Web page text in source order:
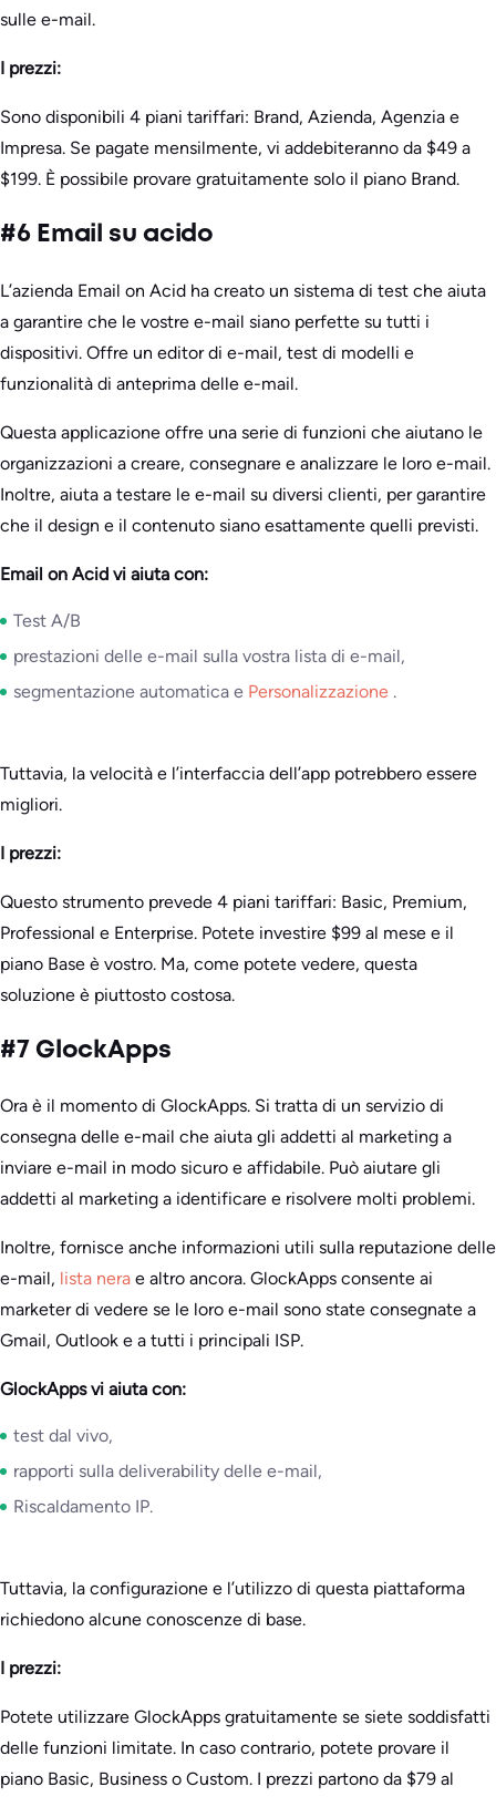
sulle e-mail.
I prezzi:
Sono disponibili 4 piani tariffari: Brand, Azienda, Agenzia e
Impresa. Se pagate mensilmente, vi addebiteranno da $49 a
$199. È possibile provare gratuitamente solo il piano Brand.
#6 Email su acido
L’azienda Email on Acid ha creato un sistema di test che aiuta
a garantire che le vostre e-mail siano perfette su tutti i
dispositivi. Offre un editor di e-mail, test di modelli e
funzionalità di anteprima delle e-mail.
Questa applicazione offre una serie di funzioni che aiutano le
organizzazioni a creare, consegnare e analizzare le loro e-mail.
Inoltre, aiuta a testare le e-mail su diversi clienti, per garantire
che il design e il contenuto siano esattamente quelli previsti.
Email on Acid vi aiuta con:
Test A/B
prestazioni delle e-mail sulla vostra lista di e-mail,
segmentazione automatica e Personalizzazione .
Tuttavia, la velocità e l’interfaccia dell’app potrebbero essere
migliori.
I prezzi:
Questo strumento prevede 4 piani tariffari: Basic, Premium,
Professional e Enterprise. Potete investire $99 al mese e il
piano Base è vostro. Ma, come potete vedere, questa
soluzione è piuttosto costosa.
#7 GlockApps
Ora è il momento di GlockApps. Si tratta di un servizio di
consegna delle e-mail che aiuta gli addetti al marketing a
inviare e-mail in modo sicuro e affidabile. Può aiutare gli
addetti al marketing a identificare e risolvere molti problemi.
Inoltre, fornisce anche informazioni utili sulla reputazione delle
e-mail, lista nera e altro ancora. GlockApps consente ai
marketer di vedere se le loro e-mail sono state consegnate a
Gmail, Outlook e a tutti i principali ISP.
GlockApps vi aiuta con:
test dal vivo,
rapporti sulla deliverability delle e-mail,
Riscaldamento IP.
Tuttavia, la configurazione e l’utilizzo di questa piattaforma
richiedono alcune conoscenze di base.
I prezzi:
Potete utilizzare GlockApps gratuitamente se siete soddisfatti
delle funzioni limitate. In caso contrario, potete provare il
piano Basic, Business o Custom. I prezzi partono da $79 al